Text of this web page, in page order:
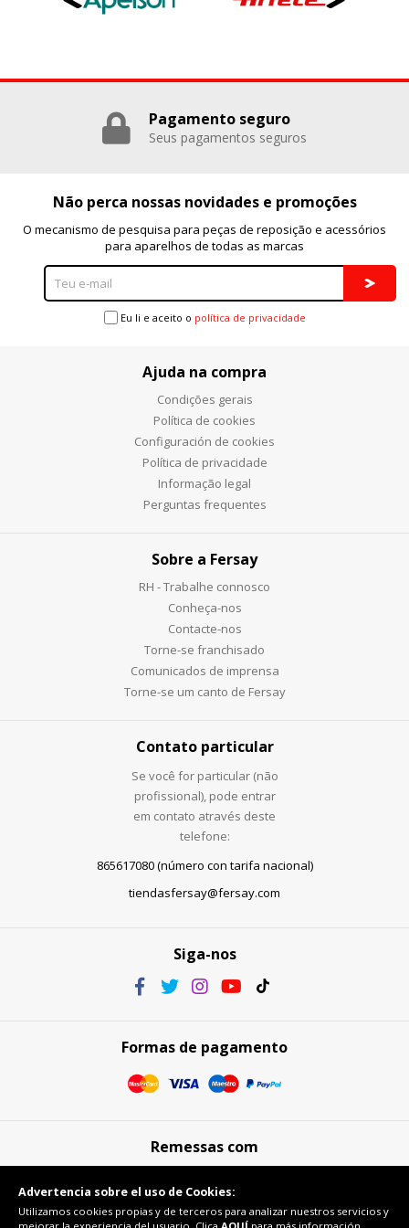
Pagamento seguro
Seus pagamentos seguros
Não perca nossas novidades e promoções
O mecanismo de pesquisa para peças de reposição e acessórios
para aparelhos de todas as marcas
Eu li e aceito o política de privacidade
Ajuda na compra
Condições gerais
Política de cookies
Configuración de cookies
Política de privacidade
Informação legal
Perguntas frequentes
Sobre a Fersay
RH - Trabalhe connosco
Conheça-nos
Contacte-nos
Torne-se franchisado
Comunicados de imprensa
Torne-se um canto de Fersay
Contato particular
Se você for particular (não
profissional), pode entrar
em contato através deste
telefone:
865617080 (número con tarifa nacional)
tiendasfersay@fersay.com
Siga-nos
Formas de pagamento
Remessas com
Advertencia sobre el uso de Cookies:
Utilizamos cookies propias y de terceros para analizar nuestros servicios y
"Configuración de cookies" al pie de la página. También puedes